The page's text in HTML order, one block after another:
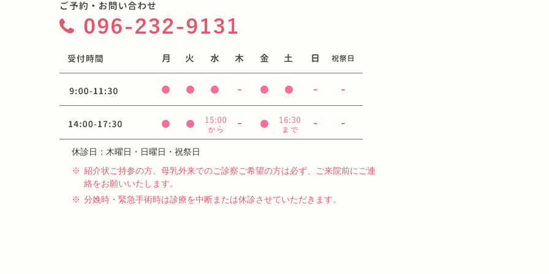
休診日：木曜日・日曜日・祝祭日
※ 紹介状ご持参の方、母乳外来でのご診察ご希望の方は必ず、ご来院前にご連
絡をお願いいたします。
※ 分娩時・緊急手術時は診療を中断または休診させていただきます。